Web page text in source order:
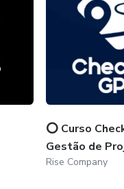
⭕️ Curso
Gestão de
Rise Company